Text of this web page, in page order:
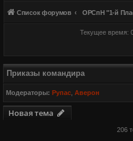
Список форумов ОРСпН "1-й
Текущее время:
Приказы командира
Модераторы: Рупас ,Аверон
Новая тема
206